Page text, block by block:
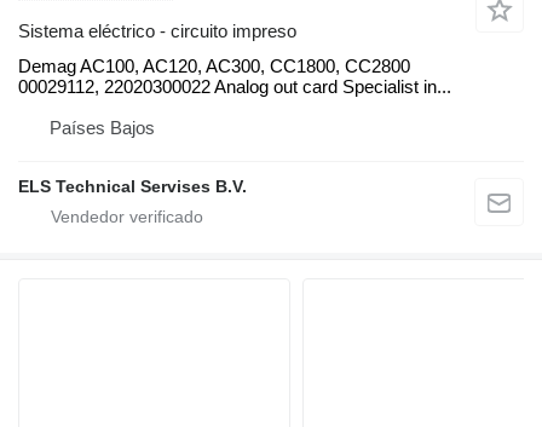
Sistema eléctrico - circuito impreso
Demag AC100, AC120, AC300, CC1800, CC2800
00029112, 22020300022 Analog out card Specialist in...
Países Bajos
ELS Technical Servises B.V.